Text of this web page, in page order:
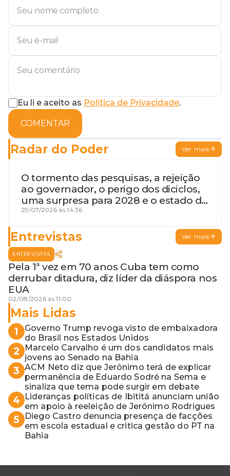
Eu li e aceito as Política de Privacidade.
COMENTAR
Radar do Poder Ver mais
O tormento das pesquisas, a rejeição
ao governador, o perigo dos diciclos,
uma surpresa para 2028 e o estado de
terceira guerra mundial
29/07/2026 às 14:36
Entrevistas Ver mais
ENTREVISTAS
Pela 1ª vez em 70 anos Cuba tem como
derrubar ditadura, diz líder da diáspora nos
EUA
02/08/2026 às 11:00
Mais Lidas
1
Governo Trump revoga visto de embaixadora
do Brasil nos Estados Unidos
2
Marcelo Carvalho é um dos candidatos mais
jovens ao Senado na Bahia
3 ACM Neto diz que Jerônimo terá de explicar
permanência de Eduardo Sodré na Sema e
sinaliza que tema pode surgir em debate
4
Lideranças políticas de Ibititá anunciam união
em apoio à reeleição de Jerônimo Rodrigues
5
Diego Castro denuncia presença de facções
em escola estadual e critica gestão do PT na
Bahia